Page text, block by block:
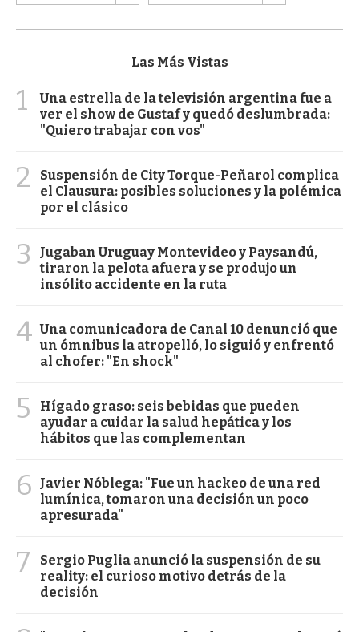
Las Más Vistas
1
Una estrella de la televisión argentina fue a
ver el show de Gustaf y quedó deslumbrada:
"Quiero trabajar con vos"
2
Suspensión de City Torque-Peñarol complica
el Clausura: posibles soluciones y la polémica
por el clásico
3
Jugaban Uruguay Montevideo y Paysandú,
tiraron la pelota afuera y se produjo un
insólito accidente en la ruta
4 Una comunicadora de Canal 10 denunció que
un ómnibus la atropelló, lo siguió y enfrentó
al chofer: "En shock"
5
Hígado graso: seis bebidas que pueden
ayudar a cuidar la salud hepática y los
hábitos que las complementan
6
Javier Nóblega: "Fue un hackeo de una red
lumínica, tomaron una decisión un poco
apresurada"
7
Sergio Puglia anunció la suspensión de su
reality: el curioso motivo detrás de la
decisión